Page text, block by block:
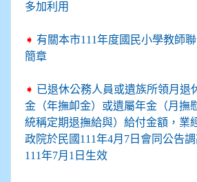
多加利用
➧ 有關本市111年度國民小學教師
簡章
➧ 已退休公務人員或遺族所領月退
金（年撫卹金）或遺屬年金（月撫
統稱定期退撫給與）給付金額，業
政院於民國111年4月7日會同公告調
111年7月1日生效